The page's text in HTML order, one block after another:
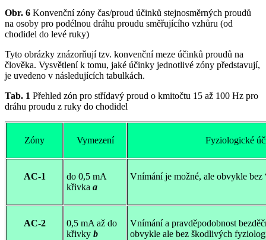
Obr. 6 Konvenční zóny čas/proud účinků stejnosměrných proudů
na osoby pro podélnou dráhu proudu směřujícího vzhůru (od
chodidel do levé ruky)
Tyto obrázky znázorňují tzv. konvenční meze účinků proudů na
člověka. Vysvětlení k tomu, jaké účinky jednotlivé zóny představují,
je uvedeno v následujících tabulkách.
Tab. 1 Přehled zón pro střídavý proud o kmitočtu 15 až 100 Hz pro
dráhu proudu z ruky do chodidel
Zóny Vymezení Fyziologické
AC-1
do 0,5 mA
křivka a
Vnímání je možné, ale obvykle bez
AC-2
0,5 mA až do
křivky b
Vnímání a pravděpodobnost
obvykle ale bez škodlivých